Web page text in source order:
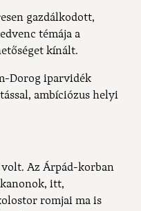
gazdálkodott,
témája a
kínált.
Dorog iparvidék
ambíciózus helyi
Az Árpád-korban
itt,
romjai ma is